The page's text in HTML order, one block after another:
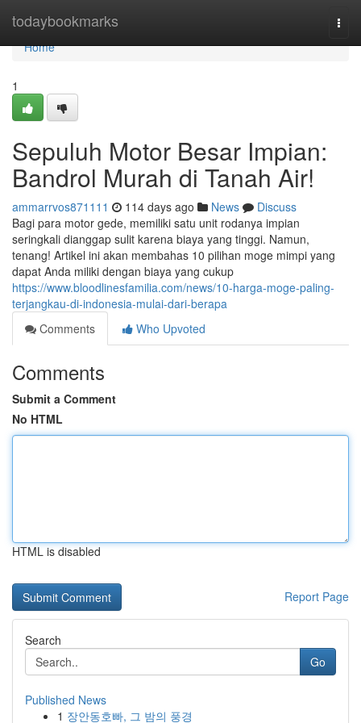
todaybookmarks
Home
Home
1
Sepuluh Motor Besar Impian:
Bandrol Murah di Tanah Air!
ammarrvos871111 114 days ago News
Discuss
Bagi para motor gede, memiliki satu unit rodanya impian
seringkali dianggap sulit karena biaya yang tinggi. Namun,
tenang! Artikel ini akan membahas 10 pilihan moge mimpi yang
dapat Anda miliki dengan biaya yang cukup
https://www.bloodlinesfamilia.com/news/10-harga-moge-paling-
terjangkau-di-indonesia-mulai-dari-berapa
Comments
Who Upvoted
Comments
Submit a Comment
No HTML
HTML is disabled
Report Page
Search
Go
Published News
1 장안동호빠, 그 밤의 풍경